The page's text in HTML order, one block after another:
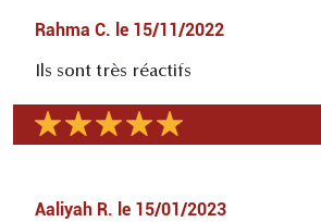
Rahma C. le 15/11/2022
Ils sont très réactifs
Aaliyah R. le 15/01/2023